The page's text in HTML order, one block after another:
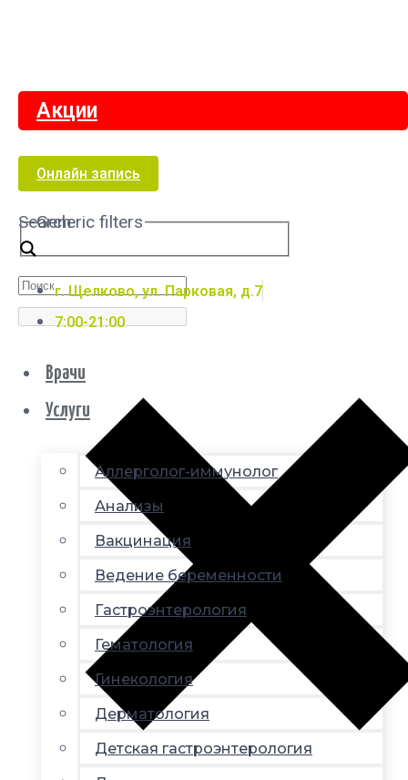
Акции
Онлайн запись
Search
Generic filters
г. Щелково, ул. Парковая, д.7
7:00-21:00
Врачи
Услуги
Аллерголог-иммунолог
Анализы
Вакцинация
Ведение беременности
Гастроэнтерология
Гематология
Гинекология
Дерматология
Детская гастроэнтерология